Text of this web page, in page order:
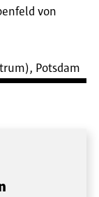
von
Potsdam